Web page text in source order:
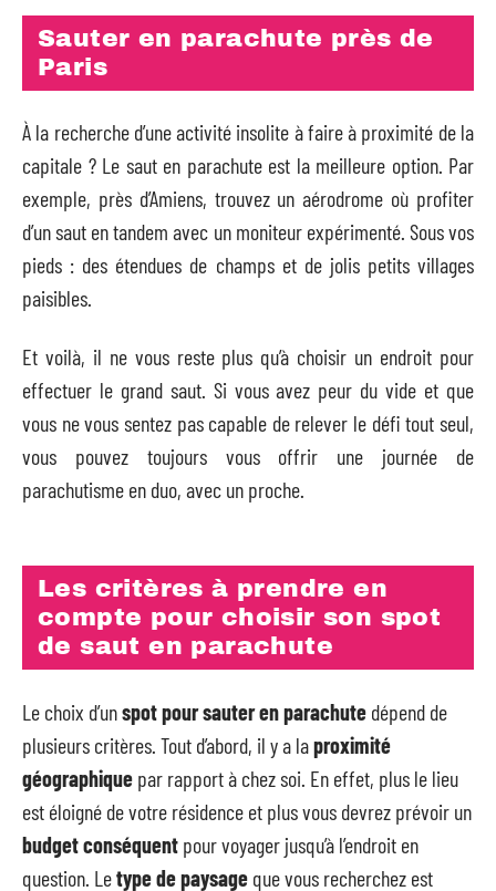
Sauter en parachute près de
Paris
À la recherche d’une activité insolite à faire à proximité de la
capitale ? Le saut en parachute est la meilleure option. Par
exemple, près d’Amiens, trouvez un aérodrome où profiter
d’un saut en tandem avec un moniteur expérimenté. Sous vos
pieds : des étendues de champs et de jolis petits villages
paisibles.
Et voilà, il ne vous reste plus qu’à choisir un endroit pour
effectuer le grand saut. Si vous avez peur du vide et que
vous ne vous sentez pas capable de relever le défi tout seul,
vous pouvez toujours vous offrir une journée de
parachutisme en duo, avec un proche.
Les critères à prendre en
compte pour choisir son spot
de saut en parachute
Le choix d’unspot pour sauter en parachute dépend de
plusieurs critères. Tout d’abord, il y a laproximité
géographique par rapport à chez soi. En effet, plus le lieu
est éloigné de votre résidence et plus vous devrez prévoir un
budget conséquent pour voyager jusqu’à l’endroit en
question. Letype de paysage que vous recherchez est